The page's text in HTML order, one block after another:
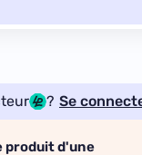
? Se
produit d'une